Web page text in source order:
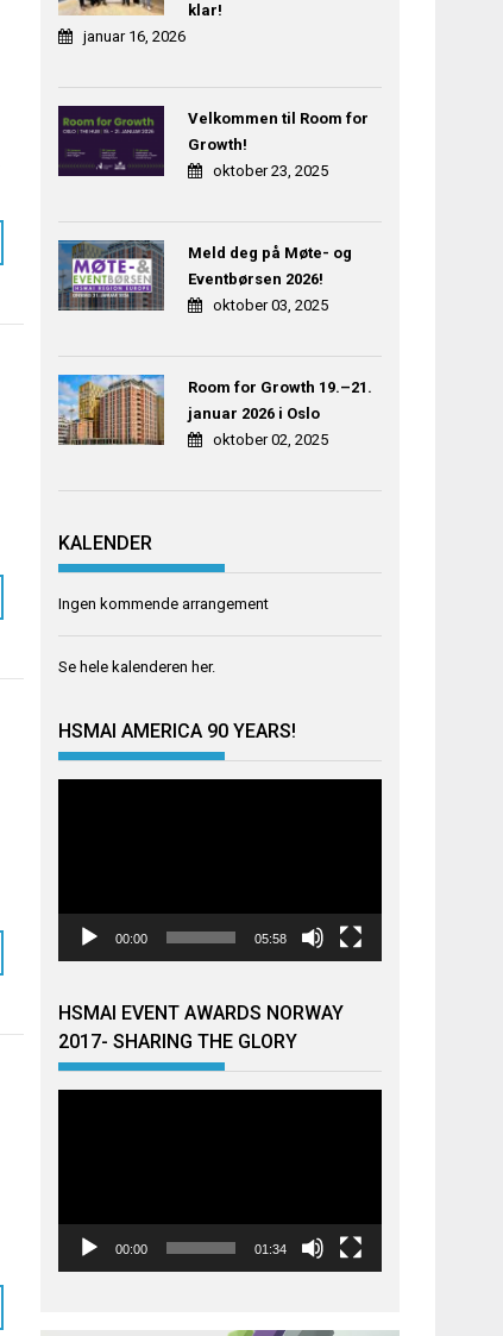
klar!
januar 16, 2026
Velkommen til Room for
Growth!
oktober 23, 2025
Meld deg på Møte- og
Eventbørsen 2026!
oktober 03, 2025
Room for Growth 19.–21.
januar 2026 i Oslo
oktober 02, 2025
KALENDER
Ingen kommende arrangement
Se hele kalenderen her.
HSMAI AMERICA 90 YEARS!
00:00 05:58
HSMAI EVENT AWARDS NORWAY
2017- SHARING THE GLORY
00:00 01:34